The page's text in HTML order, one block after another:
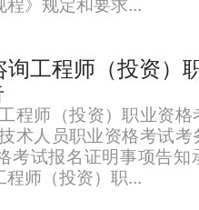
询工程师（投资）
程师（投资）职业资
人员职业资格考试考
考试报名证明事项告
师（投资）职...